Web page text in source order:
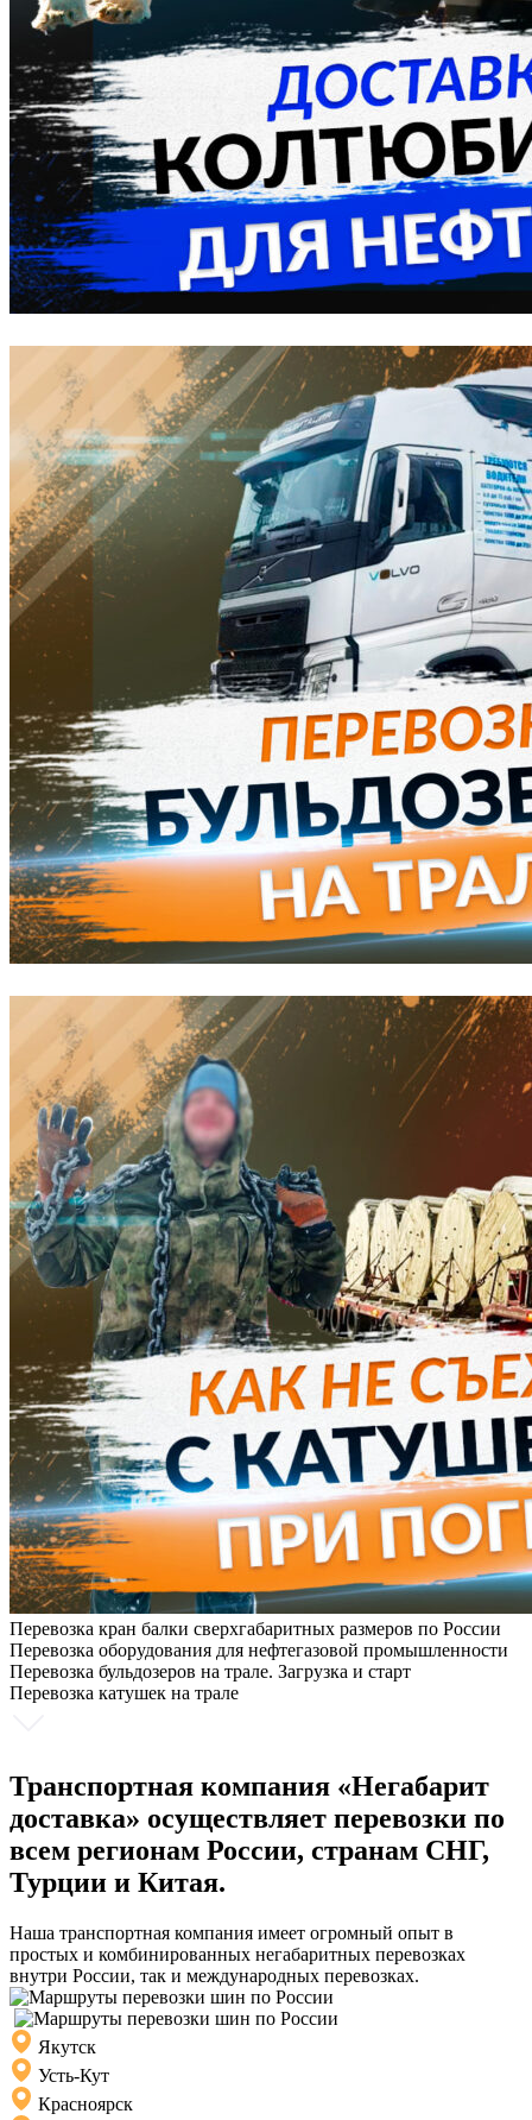
Перевозка кран балки сверхгабаритных размеров по России
Перевозка оборудования для нефтегазовой промышленности
Перевозка бульдозеров на трале. Загрузка и старт
Перевозка катушек на трале
Транспортная компания «Негабарит
доставка» осуществляет перевозки по
всем регионам России, странам СНГ,
Турции и Китая.
Наша транспортная компания имеет огромный опыт в
простых и комбинированных негабаритных перевозках
внутри России, так и международных перевозках.
Якутск
Усть-Кут
Красноярск